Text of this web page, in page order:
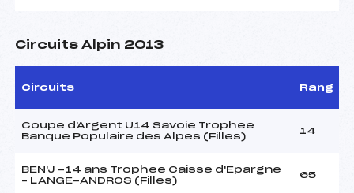
Circuits Alpin 2013
Circuits Rang
Coupe d'Argent U14 Savoie Trophee
Banque Populaire des Alpes (Filles)
14
BEN'J -14 ans Trophee Caisse d'Epargne
– LANGE-ANDROS (Filles)
65